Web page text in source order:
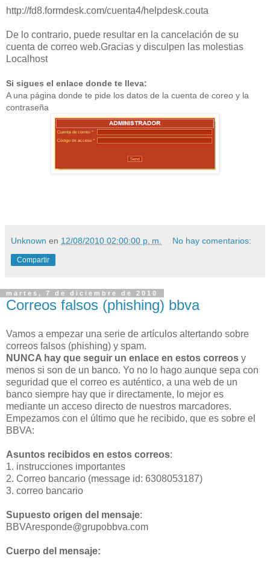
http://fd8.formdesk.com/cuenta4/helpdesk.couta
De lo contrario, puede resultar en la cancelación de su
cuenta de correo web.Gracias y disculpen las molestias
Localhost
Si sigues el enlace donde te lleva:
A una página donde te pide los datos de la cuenta de coreo y la
contraseña
Unknown en 12/08/2010 02:00:00 p. m. No hay comentarios:
Compartir
martes, 7 de diciembre de 2010
Correos falsos (phishing) bbva
Vamos a empezar una serie de artículos altertando sobre
correos falsos (phishing) y spam.
NUNCA hay que seguir un enlace en estos correos y
menos si son de un banco. Yo no lo hago aunque sepa con
seguridad que el correo es auténtico, a una web de un
banco siempre hay que ir directamente, lo mejor es
mediante un acceso directo de nuestros marcadores.
Empezamos con el último que he recibido, que es sobre el
BBVA:
Asuntos recibidos en estos correos:
1. instrucciones importantes
2. Correo bancario (message id: 6308053187)
3. correo bancario
Supuesto origen del mensaje:
BBVAresponde@grupobbva.com
Cuerpo del mensaje: